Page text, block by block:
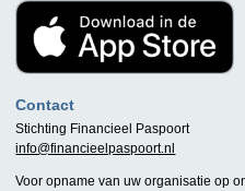
Contact
Stichting Financieel Paspoort
info@financieelpaspoort.nl
Voor opname van uw organisatie op